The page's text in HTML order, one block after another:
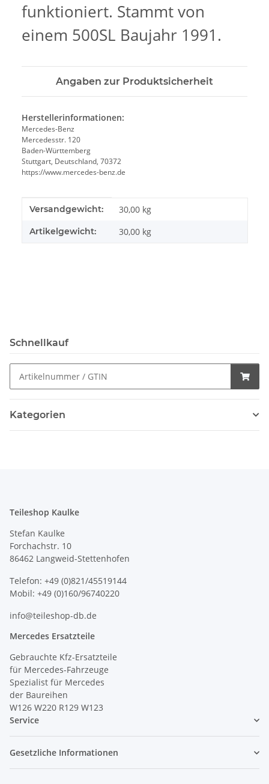
funktioniert. Stammt von
einem 500SL Baujahr 1991.
Angaben zur Produktsicherheit
Herstellerinformationen:
Mercedes-Benz
Mercedesstr. 120
Baden-Württemberg
Stuttgart, Deutschland, 70372
https://www.mercedes-benz.de
Produkteigenschaft
Wert
Versandgewicht: 30,00 kg
Artikelgewicht: 30,00 kg
Schnellkauf
Kategorien
Teileshop Kaulke
Stefan Kaulke
Forchachstr. 10
86462 Langweid-Stettenhofen
Telefon: +49 (0)821/45519144
Mobil: +49 (0)160/96740220
info@teileshop-db.de
Mercedes Ersatzteile
Gebrauchte Kfz-Ersatzteile
für Mercedes-Fahrzeuge
Spezialist für Mercedes
der Baureihen
W126 W220 R129 W123
Service
Gesetzliche Informationen